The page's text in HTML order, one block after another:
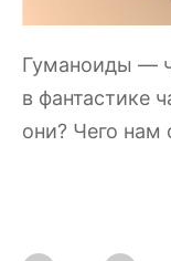
Гуманоиды —
в фантастике
они? Чего нам